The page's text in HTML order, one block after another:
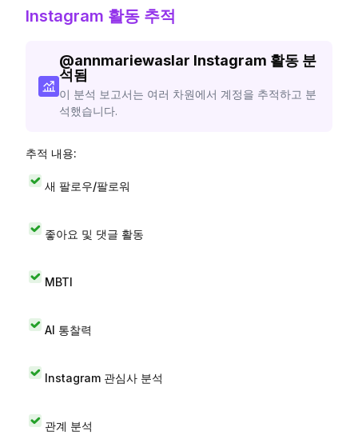
Instagram 활동 추적
@annmariewaslar Instagram 활동 분
석됨
이 분석 보고서는 여러 차원에서 계정을 추적하고 분
석했습니다.
추적 내용:
새 팔로우/팔로워
좋아요 및 댓글 활동
MBTI
AI 통찰력
Instagram 관심사 분석
관계 분석